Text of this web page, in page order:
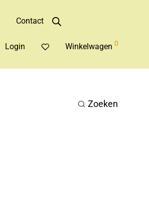
Contact
Login Winkelwagen 0
Zoeken